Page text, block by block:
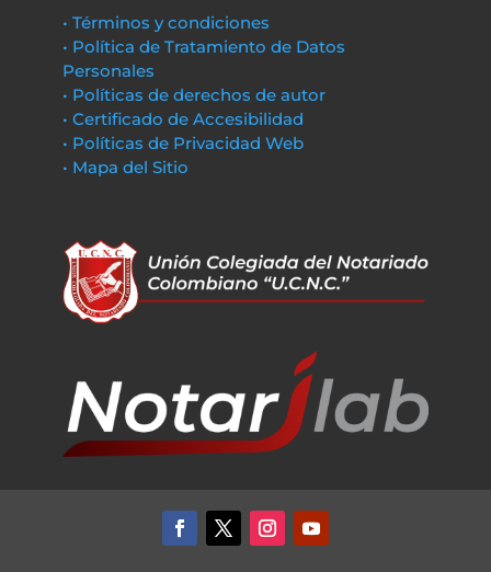
• Términos y condiciones
• Política de Tratamiento de Datos
Personales
• Políticas de derechos de autor
• Certificado de Accesibilidad
• Políticas de Privacidad Web
• Mapa del Sitio